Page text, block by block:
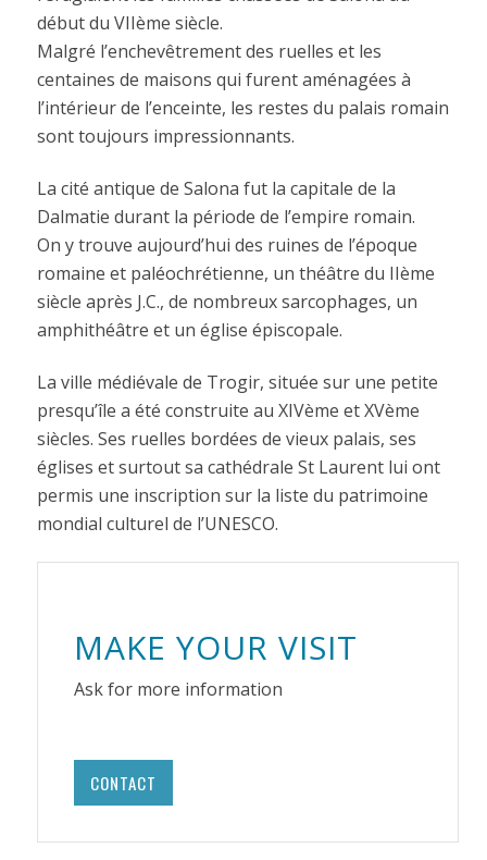
début du VIIème siècle.
Malgré l’enchevêtrement des ruelles et les
centaines de maisons qui furent aménagées à
l’intérieur de l’enceinte, les restes du palais romain
sont toujours impressionnants.
La cité antique de Salona fut la capitale de la
Dalmatie durant la période de l’empire romain.
On y trouve aujourd’hui des ruines de l’époque
romaine et paléochrétienne, un théâtre du IIème
siècle après J.C., de nombreux sarcophages, un
amphithéâtre et un église épiscopale.
La ville médiévale de Trogir, située sur une petite
presqu’île a été construite au XIVème et XVème
siècles. Ses ruelles bordées de vieux palais, ses
églises et surtout sa cathédrale St Laurent lui ont
permis une inscription sur la liste du patrimoine
mondial culturel de l’UNESCO.
MAKE YOUR VISIT
Ask for more information
CONTACT